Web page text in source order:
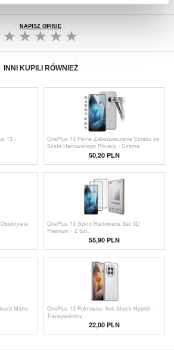
NAPISZ OPINIĘ
INNI KUPILI RÓWNIEŻ
13 -
OnePlus 13 Pełne Zabezpieczenie Ekranu ze
Szkła Hartowanego Privacy - Czarna
50,20 PLN
OnePlus 13 Szkło Hartowane Saii 3D
Premium - 2 Szt.
55,90 PLN
Matte -
OnePlus 13 Pokrowiec Anti-Shock Hybrid -
Transparentny
22,00 PLN